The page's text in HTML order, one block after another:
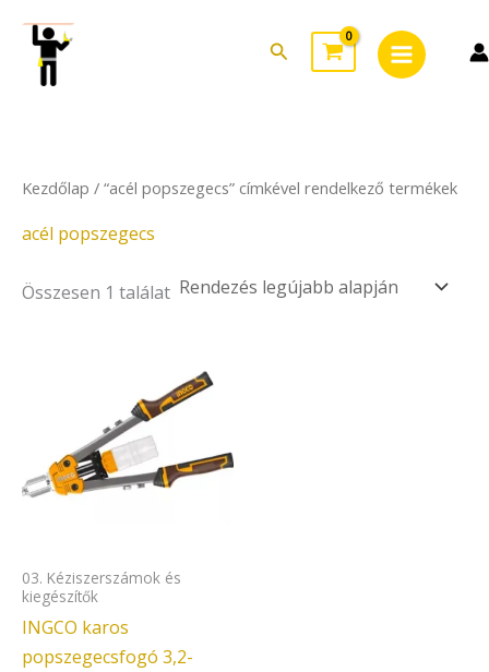
content
Search
Menu
Kezdőlap / “acél popszegecs” címkével rendelkező termékek
acél popszegecs
Összesen 1 találat
03. Kéziszerszámok és
kiegészítők
INGCO karos
popszegecsfogó 3,2-